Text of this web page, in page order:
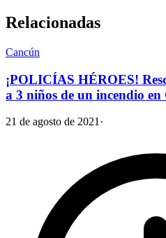
Relacionadas
Cancún
¡POLICÍAS HÉROES!
a 3 niños de un incendio en
21 de agosto de 2021 ·